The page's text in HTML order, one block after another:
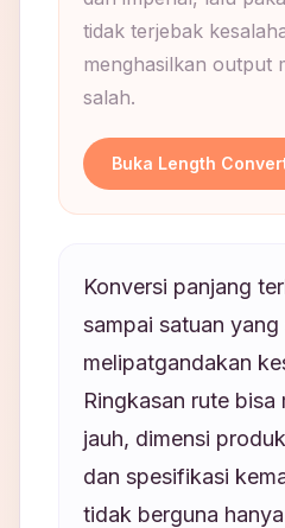
tidak terjebak
menghasilkan output
salah.
Buka Length
Konversi panjang
sampai satuan
melipatgandakan
Ringkasan rute bisa
jauh, dimensi
dan spesifikasi
tidak berguna